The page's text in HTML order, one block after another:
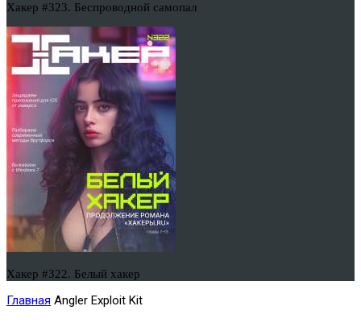
Хакер #323. Беспроводной самопал
Хакер #322. Белый хакер
Главная Angler Exploit Kit